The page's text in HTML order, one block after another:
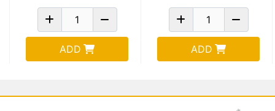
ADD
ADD